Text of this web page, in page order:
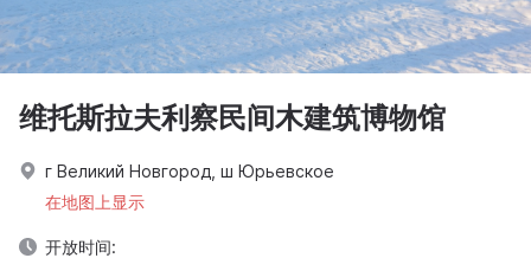
维托斯拉夫利察民间木建筑博物馆
г Великий Новгород, ш Юрьевское
在地图上显示
开放时间: